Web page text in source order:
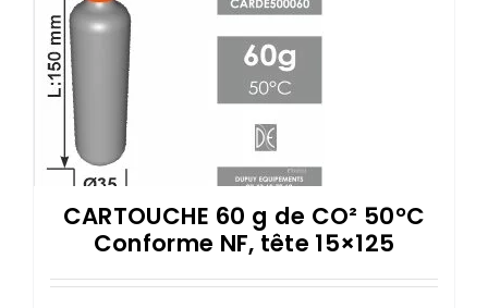
CARTOUCHE 60 g de CO² 50°C
Conforme NF, tête 15×125